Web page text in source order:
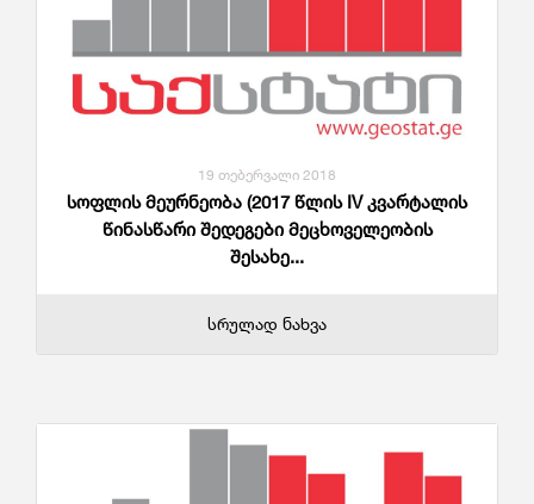
19 თებერვალი 2018
სოფლის მეურნეობა (2017 წლის IV კვარტალის
წინასწარი შედეგები მეცხოველეობის
შესახე...
სრულად ნახვა